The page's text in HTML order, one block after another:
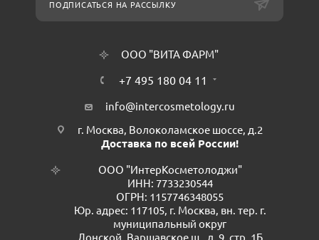
ПОДПИСАТЬСЯ НА РАССЫЛКУ
ООО "ВИТА ФАРМ"
+7 495 180 04 11
info@intercosmetology.ru
г. Москва, Волоколамское шоссе, д.2
Доставка по всей России!
ООО "ИнтерКосметолоджи"
ИНН: 7733230544
ОГРН: 1157746348055
Юр. адрес: 117105, г. Москва, вн. тер. г.
муниципальный округ
Донской, Варшавское ш., д. 9, стр. 1Б